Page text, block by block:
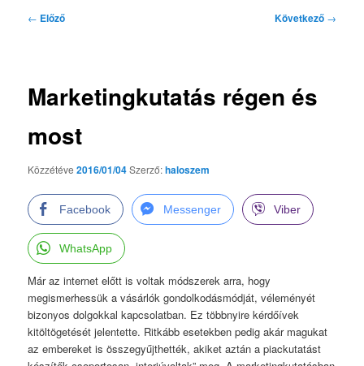
Bejegyzés
← Előző Következő →
Marketingkutatás régen és
most
Közzétéve2016/01/04Szerző:haloszem
Facebook Messenger Viber
WhatsApp
Már az internet előtt is voltak módszerek arra, hogy
megismerhessük a vásárlók gondolkodásmódját, véleményét
bizonyos dolgokkal kapcsolatban. Ez többnyire kérdőívek
kitöltögetését jelentette. Ritkább esetekben pedig akár magukat
az embereket is összegyűjthették, akiket aztán a piackutatást